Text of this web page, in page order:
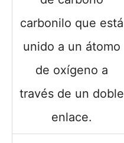
carbonilo que está
unido a un átomo
de oxígeno a
través de un doble
enlace.